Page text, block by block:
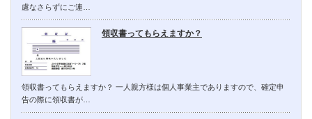
慮なさらずにご連…
領収書ってもらえますか？
領収書ってもらえますか？ 一人親方様は個人事業主でありますので、確定申
告の際に領収書が…